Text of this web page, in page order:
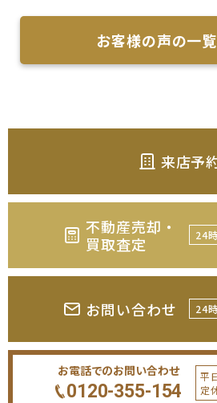
お客様の声の一
来店予
不動産売却・
買取査定
24
お問い合わせ 24
お電話でのお問い合わせ
0120-355-154
平
定